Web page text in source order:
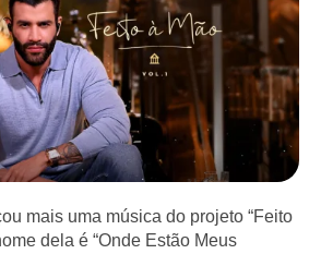
mais uma música do projeto “Feito
dela é “Onde Estão Meus